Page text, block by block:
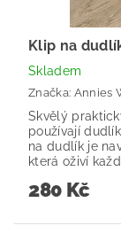
Klip na
Skladem
Značka: Annies
Skvělý
používají
na dudlík je
která oživí
280 Kč